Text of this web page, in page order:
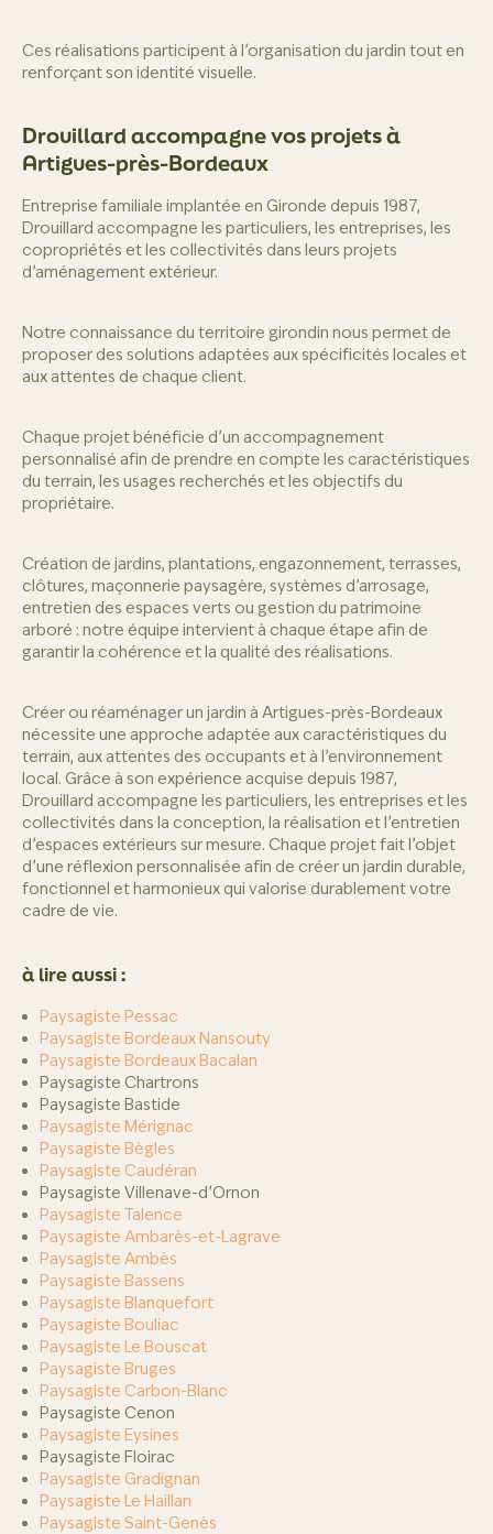
Ces réalisations participent à l’organisation du jardin tout en
renforçant son identité visuelle.
Drouillard accompagne vos projets à
Artigues-près-Bordeaux
Entreprise familiale implantée en Gironde depuis 1987,
Drouillard accompagne les particuliers, les entreprises, les
copropriétés et les collectivités dans leurs projets
d’aménagement extérieur.
Notre connaissance du territoire girondin nous permet de
proposer des solutions adaptées aux spécificités locales et
aux attentes de chaque client.
Chaque projet bénéficie d’un accompagnement
personnalisé afin de prendre en compte les caractéristiques
du terrain, les usages recherchés et les objectifs du
propriétaire.
Création de jardins, plantations, engazonnement, terrasses,
clôtures, maçonnerie paysagère, systèmes d’arrosage,
entretien des espaces verts ou gestion du patrimoine
arboré : notre équipe intervient à chaque étape afin de
garantir la cohérence et la qualité des réalisations.
Créer ou réaménager un jardin à Artigues-près-Bordeaux
nécessite une approche adaptée aux caractéristiques du
terrain, aux attentes des occupants et à l’environnement
local. Grâce à son expérience acquise depuis 1987,
Drouillard accompagne les particuliers, les entreprises et les
collectivités dans la conception, la réalisation et l’entretien
d’espaces extérieurs sur mesure. Chaque projet fait l’objet
d’une réflexion personnalisée afin de créer un jardin durable,
fonctionnel et harmonieux qui valorise durablement votre
cadre de vie.
à lire aussi :
Paysagiste Pessac
Paysagiste Bordeaux Nansouty
Paysagiste Bordeaux Bacalan
Paysagiste Chartrons
Paysagiste Bastide
Paysagiste Mérignac
Paysagiste Bègles
Paysagiste Caudéran
Paysagiste Villenave-d’Ornon
Paysagiste Talence
Paysagiste Ambarès-et-Lagrave
Paysagiste Ambès
Paysagiste Bassens
Paysagiste Blanquefort
Paysagiste Bouliac
Paysagiste Le Bouscat
Paysagiste Bruges
Paysagiste Carbon-Blanc
Paysagiste Cenon
Paysagiste Eysines
Paysagiste Floirac
Paysagiste Gradignan
Paysagiste Le Haillan
Paysagiste Saint-Genès